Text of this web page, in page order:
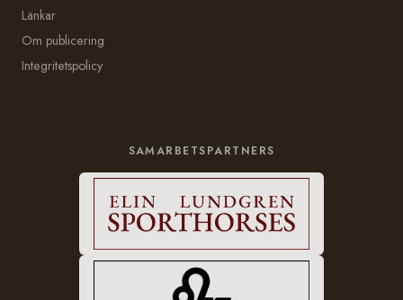
Länkar
Om publicering
Integritetspolicy
SAMARBETSPARTNERS